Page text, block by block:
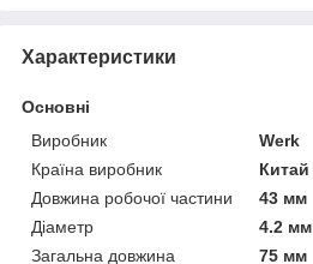
Характеристики
Основні
Виробник
Werk
Країна виробник
Китай
Довжина робочої частини
43 мм
Діаметр
4.2 мм
Загальна довжина
75 мм